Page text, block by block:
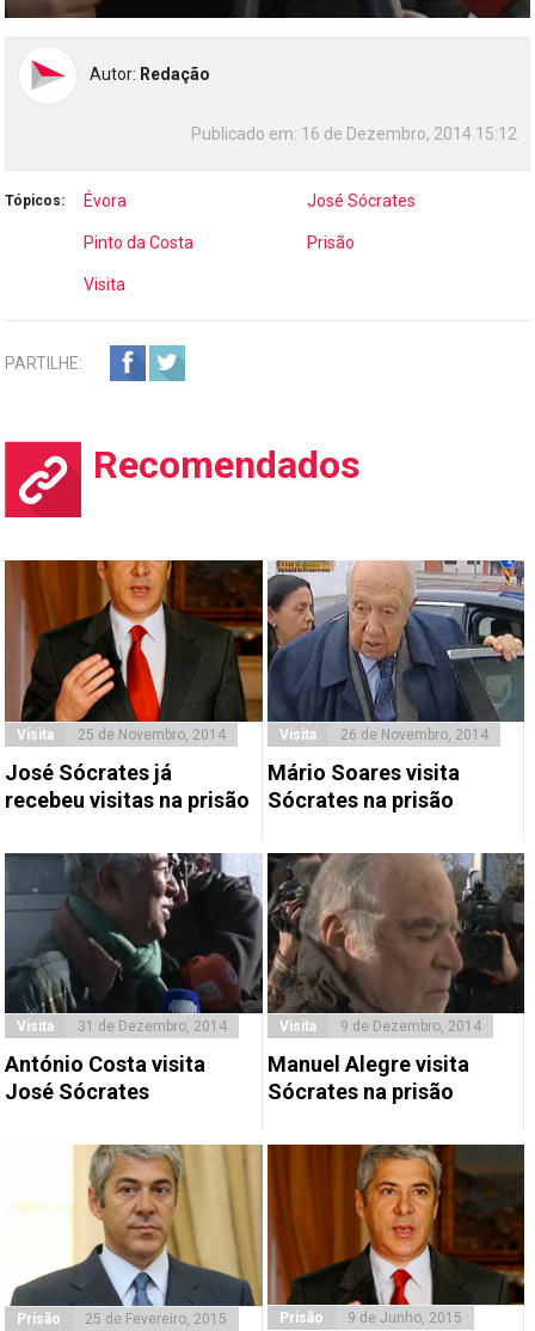
Autor: Redação
Publicado em: 16 de Dezembro, 2014 15:12
Tópicos: Évora José Sócrates
Pinto da Costa Prisão
Visita
PARTILHE:
Recomendados
Visita 25 de Novembro, 2014
José Sócrates já
recebeu visitas na prisão
Visita 26 de Novembro, 2014
Mário Soares visita
Sócrates na prisão
Visita 31 de Dezembro, 2014
António Costa visita
José Sócrates
Visita 9 de Dezembro, 2014
Manuel Alegre visita
Sócrates na prisão
Prisão 25 de Fevereiro, 2015 Prisão 9 de Junho, 2015